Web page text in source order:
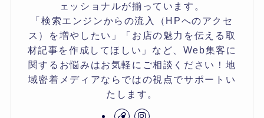
ェッショナルが揃っています。
「検索エンジンからの流入（HPへのアクセ
ス）を増やしたい」「お店の魅力を伝える取
材記事を作成してほしい」など、Web集客に
関するお悩みはお気軽にご相談ください！地
域密着メディアならではの視点でサポートい
たします。